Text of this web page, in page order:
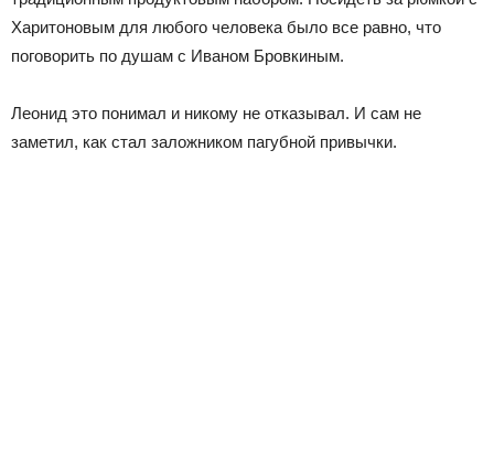
Харитоновым для любого человека было все равно, что
поговорить по душам с Иваном Бровкиным.
Леонид это понимал и никому не отказывал. И сам не
заметил, как стал заложником пагубной привычки.